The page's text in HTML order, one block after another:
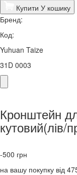
Купити У кошику
Бренд:
Код:
Yuhuan Taize
31D 0003
Кронштейн
кутовий(лів/
-500 грн
на вашу покупку від